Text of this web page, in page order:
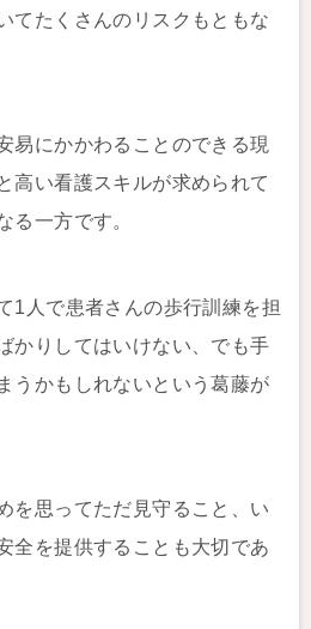
てたくさんのリスクもともな
易にかかわることのできる現
高い看護スキルが求められて
る一方です。
1人で患者さんの歩行訓練を担
かりしてはいけない、でも手
うかもしれないという葛藤が
を思ってただ見守ること、い
全を提供することも大切であ